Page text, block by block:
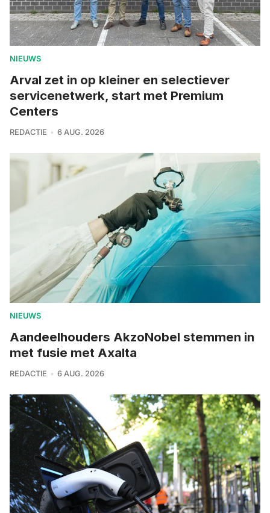
NIEUWS
Arval zet in op kleiner en selectiever
servicenetwerk, start met Premium
Centers
REDACTIE 6 AUG. 2026
NIEUWS
Aandeelhouders AkzoNobel stemmen in
met fusie met Axalta
REDACTIE 6 AUG. 2026